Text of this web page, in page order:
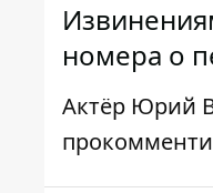
номера о
Актёр Юрий